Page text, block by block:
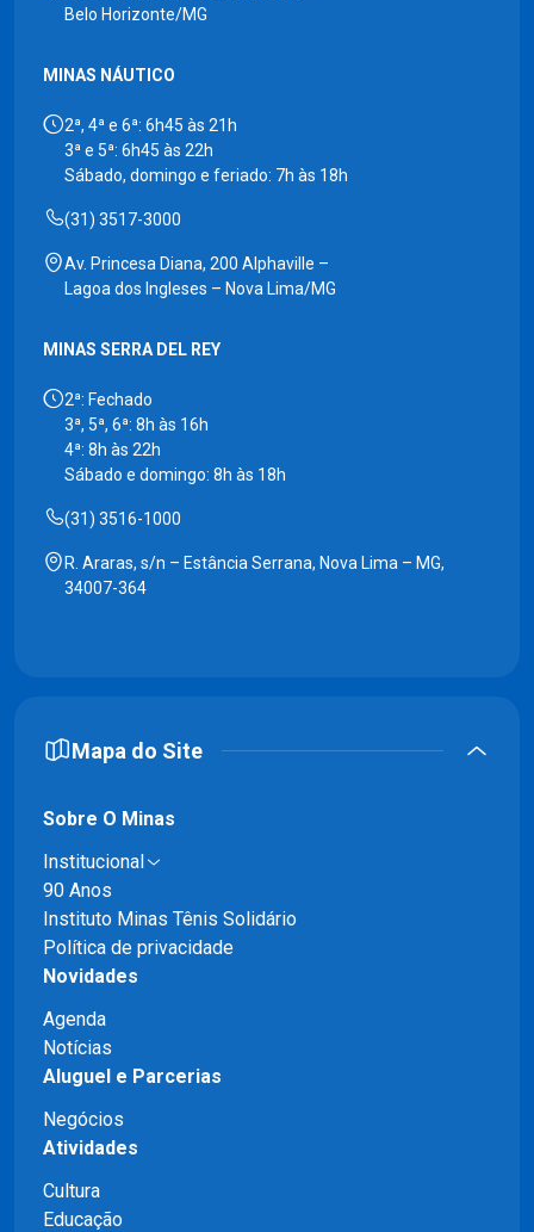
Belo Horizonte/MG
MINAS NÁUTICO
2ª, 4ª e 6ª: 6h45 às 21h
3ª e 5ª: 6h45 às 22h
Sábado, domingo e feriado: 7h às 18h
(31) 3517-3000
Av. Princesa Diana, 200 Alphaville –
Lagoa dos Ingleses – Nova Lima/MG
MINAS SERRA DEL REY
2ª: Fechado
3ª, 5ª, 6ª: 8h às 16h
4ª: 8h às 22h
Sábado e domingo: 8h às 18h
(31) 3516-1000
R. Araras, s/n – Estância Serrana, Nova Lima – MG,
34007-364
Mapa do Site
Sobre O Minas
Institucional
90 Anos
Instituto Minas Tênis Solidário
Política de privacidade
Novidades
Agenda
Notícias
Aluguel e Parcerias
Negócios
Atividades
Cultura
Educação